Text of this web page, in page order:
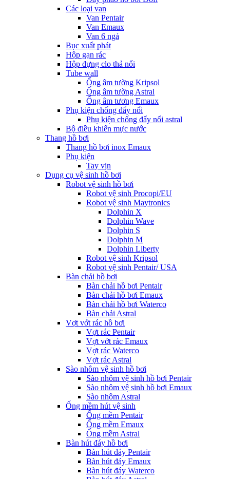
Các loại van
Van Pentair
Van Emaux
Van 6 ngả
Bục xuất phát
Hộp gạn rác
Hộp đựng clo thả nổi
Tube wall
Ống âm tường Kripsol
Ống âm tường Astral
Ống âm tương Emaux
Phụ kiện chống đẩy nổi
Phụ kiện chống đẩy nổi astral
Bộ điều khiển mực nước
Thang hồ bơi
Thang hồ bơi inox Emaux
Phụ kiện
Tay vịn
Dụng cụ vệ sinh hồ bơi
Robot vệ sinh hồ bơi
Robot vệ sinh Procopi/EU
Robot vệ sinh Maytronics
Dolphin X
Dolphin Wave
Dolphin S
Dolphin M
Dolphin Liberty
Robot vệ sinh Kripsol
Robot vệ sinh Pentair/ USA
Bàn chải hồ bơi
Bàn chải hồ bơi Pentair
Bàn chải hồ bơi Emaux
Bàn chải hồ bơi Waterco
Bàn chải Astral
Vợt vớt rác hồ bơi
Vợt rác Pentair
Vợt vớt rác Emaux
Vợt rác Waterco
Vợt rác Astral
Sào nhôm vệ sinh hồ bơi
Sào nhôm vệ sinh hồ bơi Pentair
Sào nhôm vệ sinh hồ bơi Emaux
Sào nhôm Astral
Ống mềm hút vệ sinh
Ống mềm Pentair
Ống mềm Emaux
Ống mềm Astral
Bàn hút đáy hồ bơi
Bàn hút đáy Pentair
Bàn hút đáy Emaux
Bàn hút đáy Waterco